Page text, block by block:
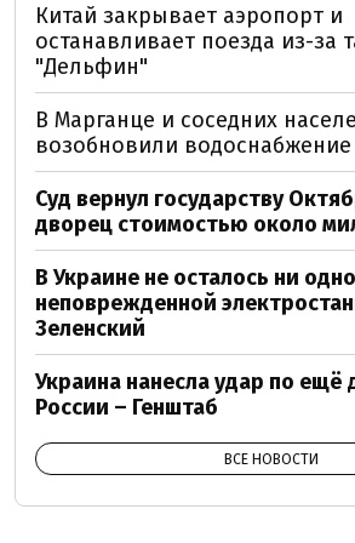
Китай закрывает аэропорт и
останавливает поезда из-за
"Дельфин"
В Марганце и соседних
возобновили
Суд вернул государству
дворец стоимостью около
В Украине не осталось ни
неповрежденной
Зеленский
Украина нанесла удар по ещё
России – Генштаб
ВСЕ НОВОСТИ